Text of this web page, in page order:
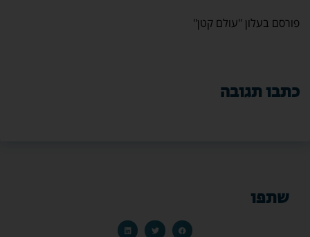
פורסם בעלון "עולם קטן"
כתבו תגובה
שתפו